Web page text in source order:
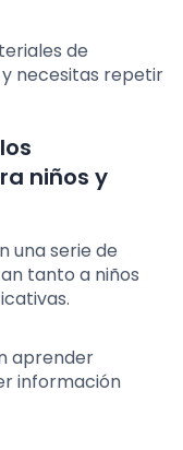
de
necesitas repetir
niños y
una serie de
tanto a niños
aprender
información